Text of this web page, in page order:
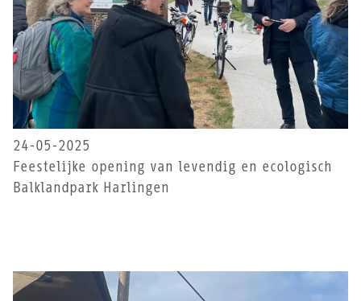
24-05-2025
Feestelijke opening van levendig en ecologisch
Balklandpark Harlingen